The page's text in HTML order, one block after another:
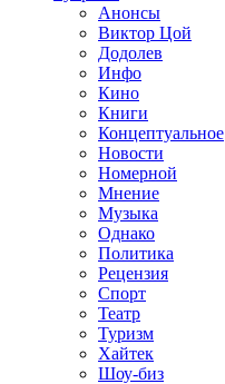
Анонсы
Виктор Цой
Додолев
Инфо
Кино
Книги
Концептуальное
Новости
Номерной
Мнение
Музыка
Однако
Политика
Рецензия
Спорт
Театр
Туризм
Хайтек
Шоу-биз